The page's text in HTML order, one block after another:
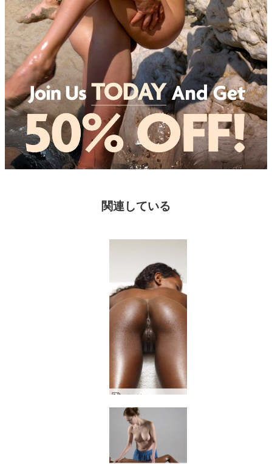
関連している
バレリー セルフマッサージパート１